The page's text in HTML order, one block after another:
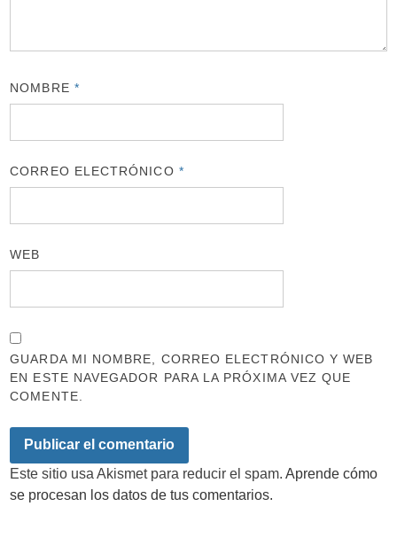
NOMBRE *
CORREO ELECTRÓNICO *
WEB
GUARDA MI NOMBRE, CORREO ELECTRÓNICO Y WEB
EN ESTE NAVEGADOR PARA LA PRÓXIMA VEZ QUE
COMENTE.
Este sitio usa Akismet para reducir el spam.Aprende cómo
se procesan los datos de tus comentarios.